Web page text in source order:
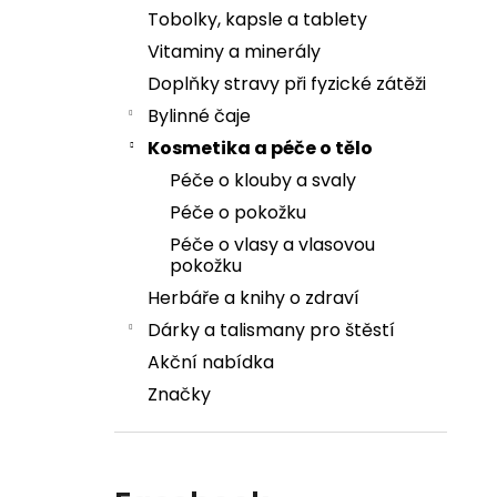
Tobolky, kapsle a tablety
Vitaminy a minerály
Doplňky stravy při fyzické zátěži
Bylinné čaje
Kosmetika a péče o tělo
Péče o klouby a svaly
Péče o pokožku
Péče o vlasy a vlasovou
pokožku
Herbáře a knihy o zdraví
Dárky a talismany pro štěstí
Akční nabídka
Značky